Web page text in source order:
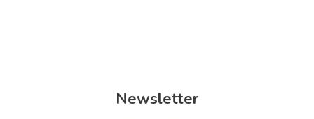
Newsletter